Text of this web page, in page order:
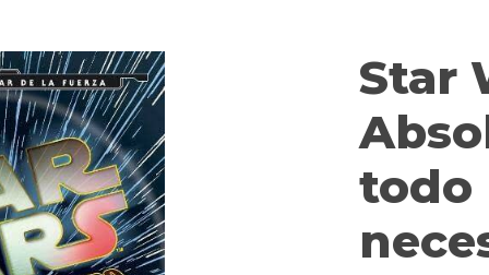
Star
todo